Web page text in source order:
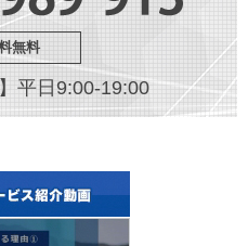
無料
平日9:00-19:00